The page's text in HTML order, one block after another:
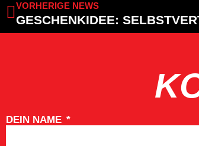
VORHERIGE NEWS
GESCHENKIDEE:
DEIN NAME